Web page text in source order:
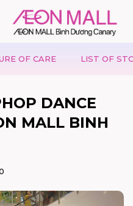
LIST OF STORES
DANCE
MALL BINH